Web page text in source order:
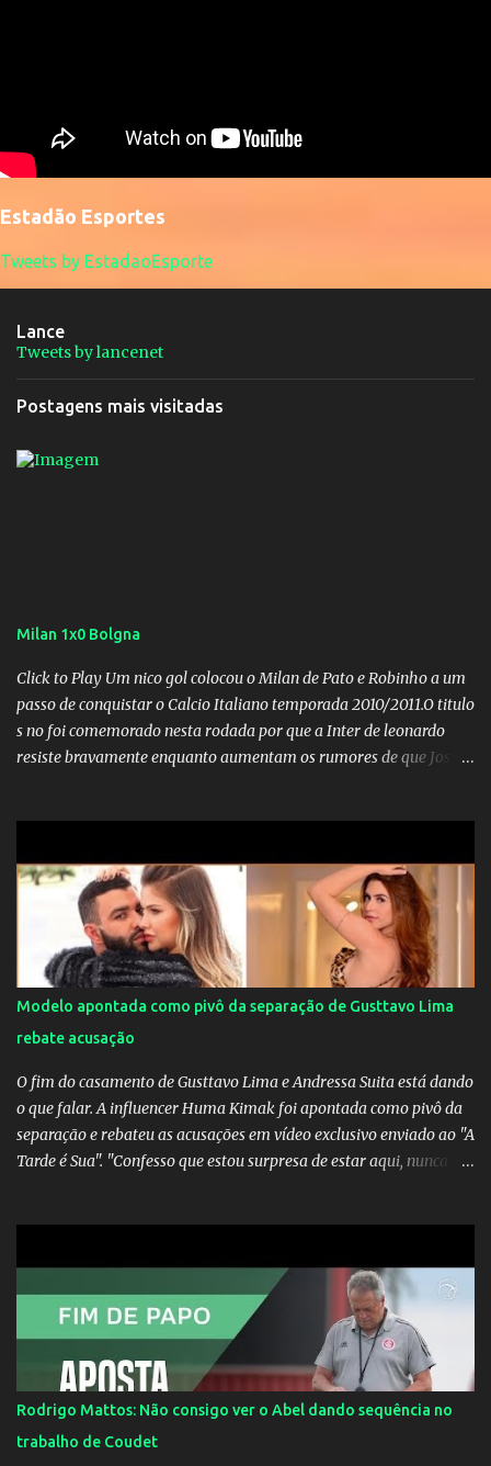
Estadão Esportes
Tweets by EstadaoEsporte
Lance
Tweets by lancenet
Postagens mais visitadas
Milan 1x0 Bolgna
Click to Play Um nico gol colocou o Milan de Pato e Robinho a um
passo de conquistar o Calcio Italiano temporada 2010/2011.O titulo
s no foi comemorado nesta rodada por que a Inter de leonardo
resiste bravamente enquanto aumentam os rumores de que Jos
Modelo apontada como pivô da separação de Gusttavo Lima
rebate acusação
O fim do casamento de Gusttavo Lima e Andressa Suita está dando
o que falar. A influencer Huma Kimak foi apontada como pivô da
separação e rebateu as acusações em vídeo exclusivo enviado ao "A
Tarde é Sua". "Confesso que estou surpresa de estar aqui, nunca
Huma Kimak. A influencer também contou que recebe diversos
ataques na internet desde a época em que foi contratada para
fazer a divulgação de uma live do Gusttavo Lima em Manaus,
capital do Amazonas. "Fui até o local onde seria o show, divulguei
e no dia seguinte foi feita a live que eu não pude ir, porque estava
me sentindo mal", explicou Huma. A notícia da separação de
Gusttavo Lima e Andressa Suita foi divulgada no dia 9 de outubro.
A relação chegou ao fim após cinco anos e houve rumores de uma
Rodrigo Mattos: Não consigo ver o Abel dando sequência no
trabalho de Coudet